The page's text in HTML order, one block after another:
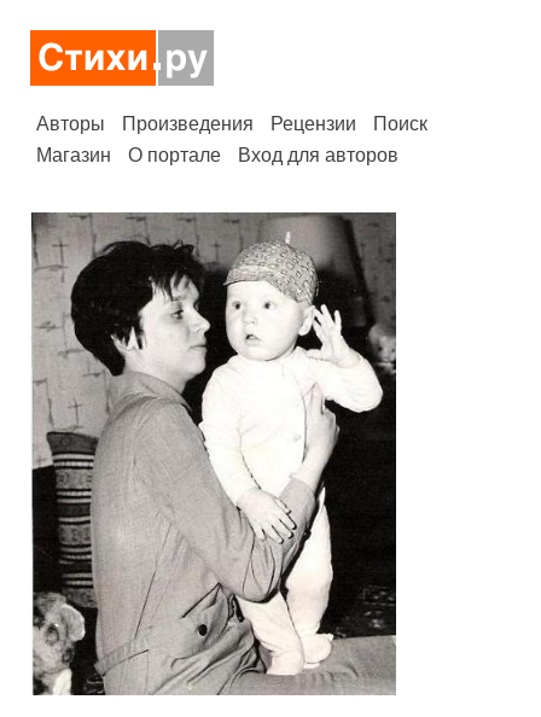
Авторы Произведения Рецензии
Поиск
Магазин
О портале Вход для авторов